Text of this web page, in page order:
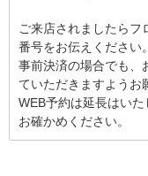
ご来店されましたらフ
番号をお伝えください。
事前決済の場合でも、
ていただきますようお
WEB予約は延長はい
お確かめください。